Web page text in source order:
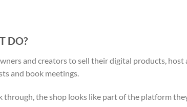
DO?
and creators to sell their digital products, host
and book meetings.
the shop looks like part of the platform